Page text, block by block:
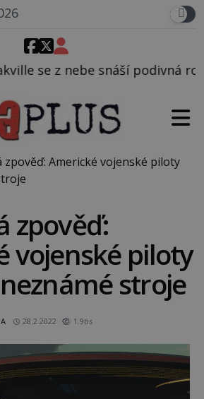
rosolovitá látka
zpověď: Americké vojenské piloty
zpověď:
vojenské piloty
stroje
28.2.2022 1.9tis